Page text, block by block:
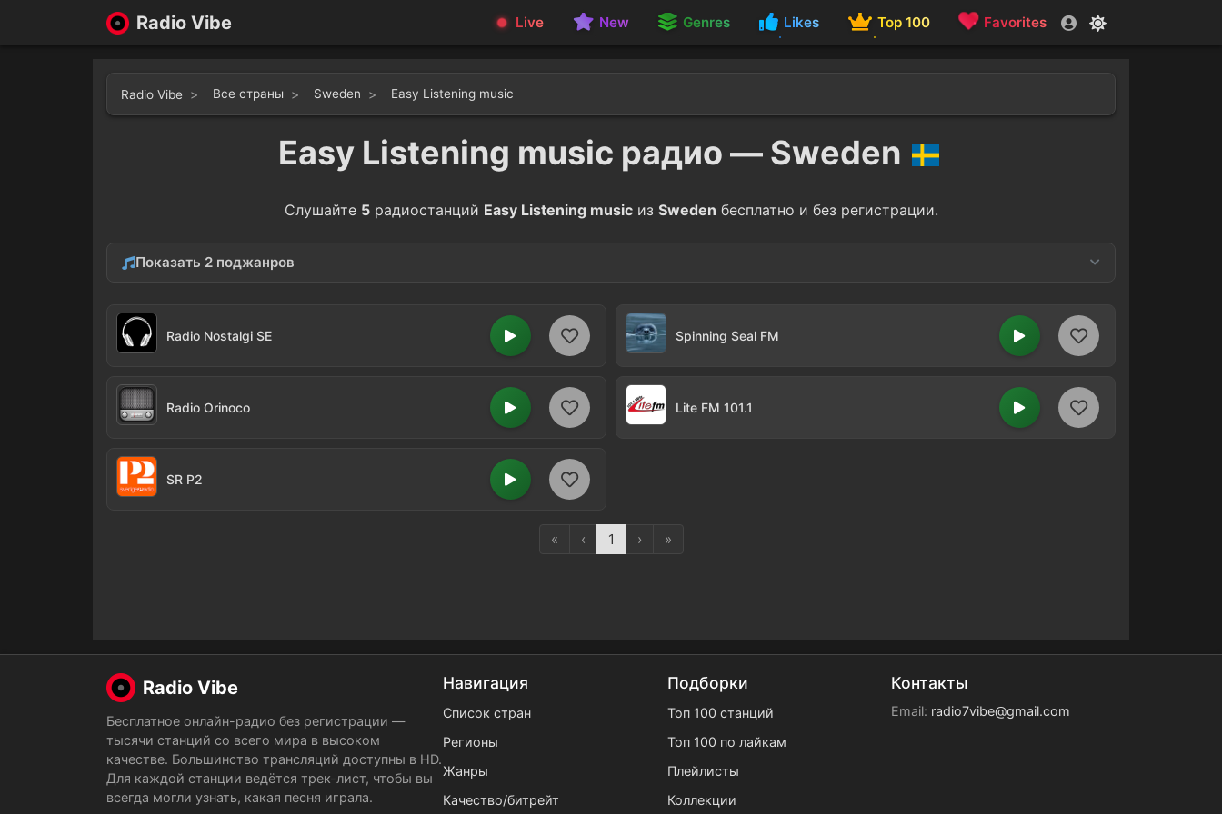
Radio Vibe Live New Genres Likes Top 100 Favorites
Radio Vibe Все страны Sweden Easy Listening music
Easy Listening music радио — Sweden
Слушайте 5радиостанций Easy Listening musicиз Sweden бесплатно и без регистрации.
Показать 2 поджанров
Ambient
Radio Nostalgi SE Spinning Seal FM
Radio Orinoco Lite FM 101.1
SR P2
« ‹ 1 › »
Radio Vibe
Бесплатное онлайн-радио без регистрации —
тысячи станций со всего мира в высоком
качестве. Большинство трансляций доступны в HD.
Для каждой станции ведётся трек-лист, чтобы вы
всегда могли узнать, какая песня играла.
Навигация
Список стран
Регионы
Жанры
Качество/битрейт
Подборки
Топ 100 станций
Топ 100 по лайкам
Плейлисты
Коллекции
Контакты
Email: radio7vibe@gmail.com